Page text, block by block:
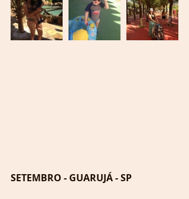
SETEMBRO - GUARUJÁ - SP